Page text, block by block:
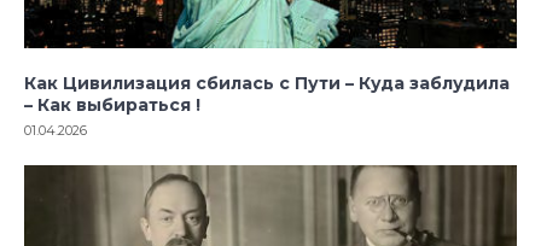
Как Цивилизация сбилась с Пути – Куда заблудила
– Как выбираться !
01.04.2026